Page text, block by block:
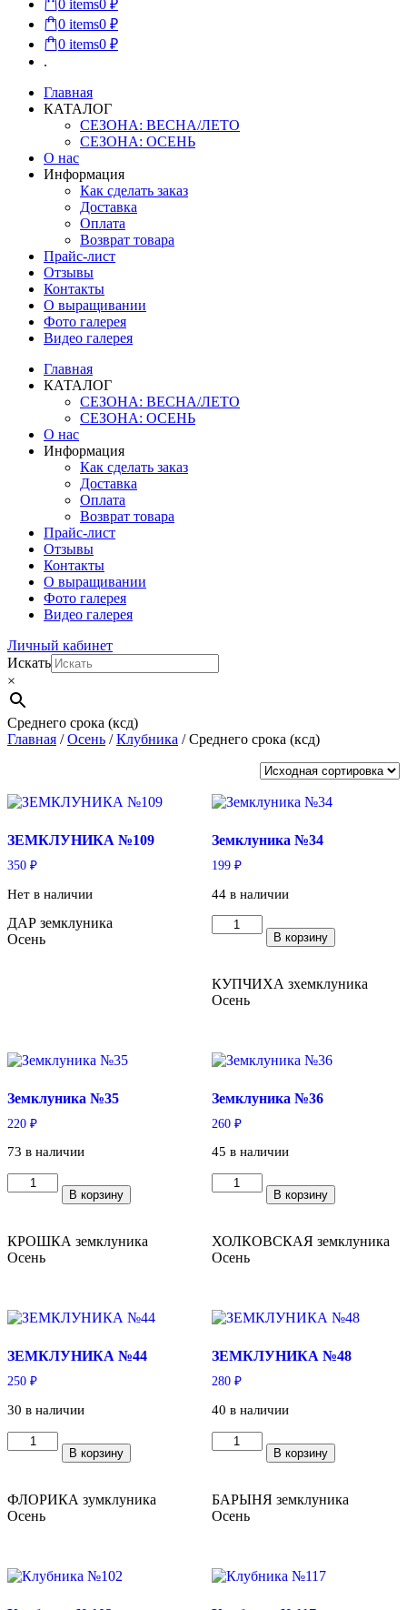
0 items0 ₽
0 items0 ₽
0 items0 ₽
.
Главная
КАТАЛОГ
СЕЗОНА: ВЕСНА/ЛЕТО
СЕЗОНА: ОСЕНЬ
О нас
Информация
Как сделать заказ
Доставка
Оплата
Возврат товара
Прайс-лист
Отзывы
Контакты
О выращивании
Фото галерея
Видео галерея
Главная
КАТАЛОГ
СЕЗОНА: ВЕСНА/ЛЕТО
СЕЗОНА: ОСЕНЬ
О нас
Информация
Как сделать заказ
Доставка
Оплата
Возврат товара
Прайс-лист
Отзывы
Контакты
О выращивании
Фото галерея
Видео галерея
Личный кабинет
Искать
×
Среднего срока (ксд)
Главная /Осень /Клубника / Среднего срока (ксд)
ЗЕМКЛУНИКА №109
350 ₽
Нет в наличии
ДАР земклуника
Осень
Земклуника №34
199 ₽
44 в наличии
Количество
товара
В корзину
КУПЧИХА зхемклуника
Осень
Земклуника №35
220 ₽
73 в наличии
Количество
товара
В корзину
КРОШКА земклуника
Осень
Земклуника №36
260 ₽
45 в наличии
Количество
товара
В корзину
ХОЛКОВСКАЯ земклуника
Осень
ЗЕМКЛУНИКА №44
250 ₽
30 в наличии
Количество
товара
В корзину
ФЛОРИКА зумклуника
Осень
ЗЕМКЛУНИКА №48
280 ₽
40 в наличии
Количество
товара
В корзину
БАРЫНЯ земклуника
Осень